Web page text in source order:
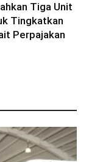
Tiga Unit
Tingkatkan
Perpajakan